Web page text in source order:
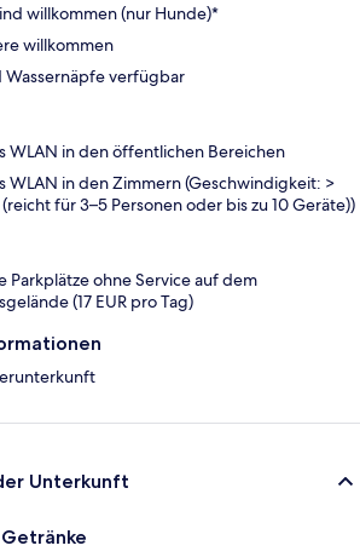
willkommen (nur Hunde)*
willkommen
Wassernäpfe verfügbar
WLAN in den öffentlichen Bereichen
WLAN in den Zimmern (Geschwindigkeit: >
für 3–5 Personen oder bis zu 10 Geräte))
Parkplätze ohne Service auf dem
(17 EUR pro Tag)
Unterkunft